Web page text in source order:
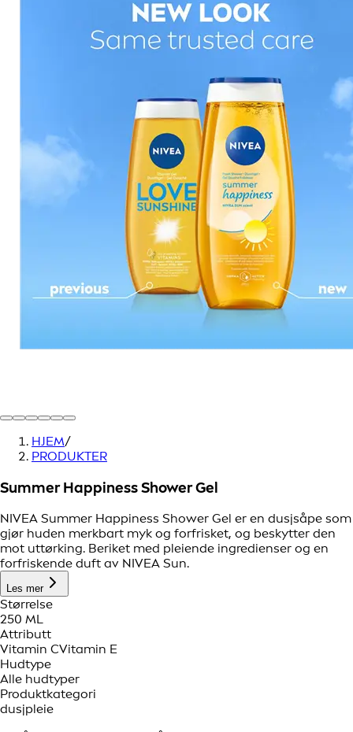
HJEM/
PRODUKTER
Summer Happiness Shower Gel
NIVEA Summer Happiness Shower Gel er en dusjsåpe som
gjør huden merkbart myk og forfrisket, og beskytter den
mot uttørking. Beriket med pleiende ingredienser og en
forfriskende duft av NIVEA Sun.
Les mer
Størrelse
250 ML
Attributt
Vitamin CVitamin E
Hudtype
Alle hudtyper
Produktkategori
dusjpleie